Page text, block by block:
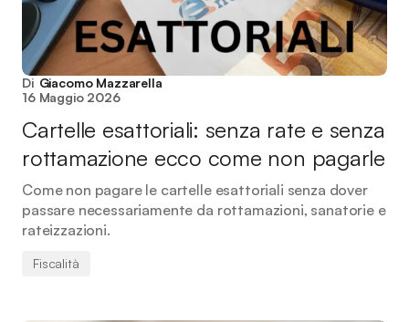
Di Giacomo Mazzarella
16 Maggio 2026
Cartelle esattoriali: senza rate e senza
rottamazione ecco come non pagarle
Come non pagare le cartelle esattoriali senza dover
passare necessariamente da rottamazioni, sanatorie e
rateizzazioni.
Fiscalità